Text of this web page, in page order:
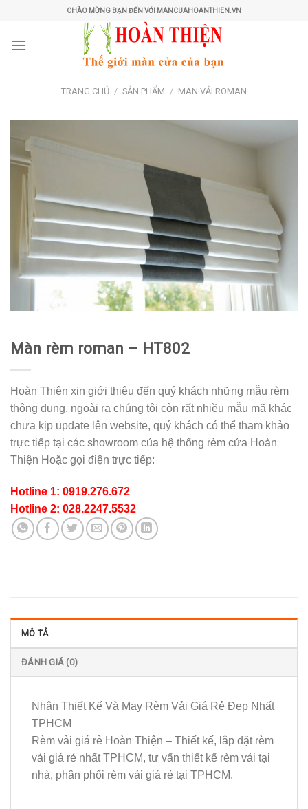
content
CHÀO MỪNG BẠN ĐẾN VỚI MANCUAHOANTHIEN.VN
TRANG CHỦ / SẢN PHẨM / MÀN VẢI ROMAN
Màn rèm roman – HT802
Hoàn Thiện xin giới thiệu đến quý khách những mẫu rèm
thông dụng, ngoài ra chúng tôi còn rất nhiều mẫu mã khác
chưa kịp update lên website, quý khách có thể tham khảo
trực tiếp tại các showroom của hệ thống rèm cửa Hoàn
Thiện Hoặc gọi điện trực tiếp:
Hotline 1: 0919.276.672
Hotline 2: 028.2247.5532
MÔ TẢ
ĐÁNH GIÁ (0)
Nhận Thiết Kế Và May Rèm Vải Giá Rẻ Đẹp Nhất
TPHCM
Rèm vải giá rẻ Hoàn Thiện – Thiết kế, lắp đặt rèm
vải giá rẻ nhất TPHCM, tư vấn thiết kế rèm vải tại
nhà, phân phối rèm vải giá rẻ tại TPHCM.